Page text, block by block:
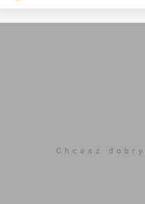
Chcesz